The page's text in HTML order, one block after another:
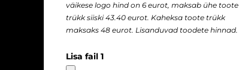
väikese logo hind on 6 eurot, maksab ühe toote
trükk siiski 43.40 eurot. Kaheksa toote trükk
maksaks 48 eurot. Lisanduvad toodete hinnad.
Lisa fail 1